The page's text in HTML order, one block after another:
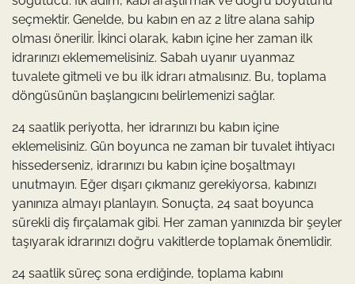
seçmektir. Genelde, bu kabın en az 2 litre alana sahip
olması önerilir. İkinci olarak, kabın içine her zaman ilk
idrarınızı eklememelisiniz. Sabah uyanır uyanmaz
tuvalete gitmeli ve bu ilk idrarı atmalısınız. Bu, toplama
döngüsünün başlangıcını belirlemenizi sağlar.
24 saatlik periyotta, her idrarınızı bu kabın içine
eklemelisiniz. Gün boyunca ne zaman bir tuvalet ihtiyacı
hissederseniz, idrarınızı bu kabın içine boşaltmayı
unutmayın. Eğer dışarı çıkmanız gerekiyorsa, kabınızı
yanınıza almayı planlayın. Sonuçta, 24 saat boyunca
sürekli diş fırçalamak gibi. Her zaman yanınızda bir şeyler
taşıyarak idrarınızı doğru vakitlerde toplamak önemlidir.
24 saatlik süreç sona erdiğinde, toplama kabını